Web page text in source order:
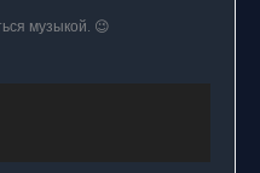
музыкой. 😉